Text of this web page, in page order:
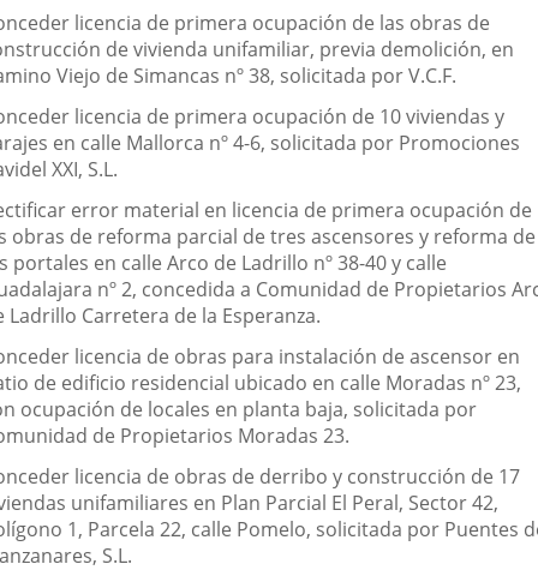
licencia de primera ocupación de las obras de
de vivienda unifamiliar, previa demolición, en
Viejo de Simancas nº 38, solicitada por V.C.F.
licencia de primera ocupación de 10 viviendas y
en calle Mallorca nº 4-6, solicitada por Promociones
XXI, S.L.
error material en licencia de primera ocupación de
obras de reforma parcial de tres ascensores y reforma de
portales en calle Arco de Ladrillo nº 38-40 y calle
nº 2, concedida a Comunidad de Propietarios
Ladrillo Carretera de la Esperanza.
licencia de obras para instalación de ascensor en
de edificio residencial ubicado en calle Moradas nº 23,
ocupación de locales en planta baja, solicitada por
de Propietarios Moradas 23.
licencia de obras de derribo y construcción de 17
unifamiliares en Plan Parcial El Peral, Sector 42,
1, Parcela 22, calle Pomelo, solicitada por Puentes
S.L.